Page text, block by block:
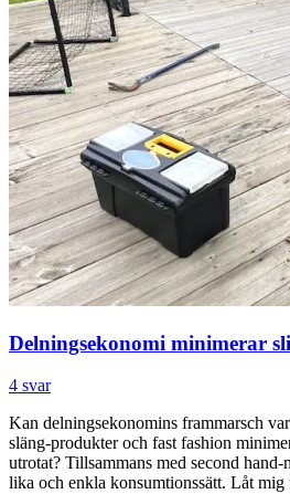
Delningsekonomi minimerar
4 svar
Kan delningsekonomins frammarsch
släng-produkter och fast fashion
utrotat? Tillsammans med second
lika och enkla konsumtionssätt. Låt mig